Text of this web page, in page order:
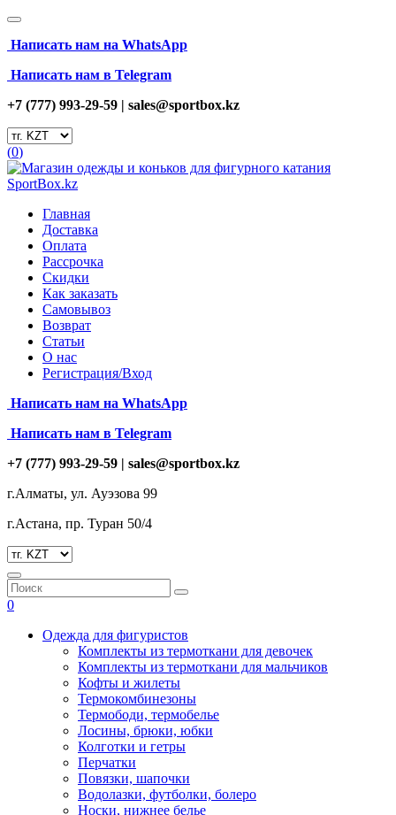
Написать нам на WhatsApp
Написать нам в Telegram
+7 (777) 993-29-59 | sales@sportbox.kz
(0)
Главная
Доставка
Оплата
Рассрочка
Скидки
Как заказать
Самовывоз
Возврат
Статьи
О нас
Регистрация/Вход
Написать нам на WhatsApp
Написать нам в Telegram
+7 (777) 993-29-59 | sales@sportbox.kz
г.Алматы, ул. Ауэзова 99
г.Астана, пр. Туран 50/4
0
Одежда для фигуристов
Комплекты из термоткани для девочек
Комплекты из термоткани для мальчиков
Кофты и жилеты
Термокомбинезоны
Термободи, термобелье
Лосины, брюки, юбки
Колготки и гетры
Перчатки
Повязки, шапочки
Водолазки, футболки, болеро
Носки, нижнее белье